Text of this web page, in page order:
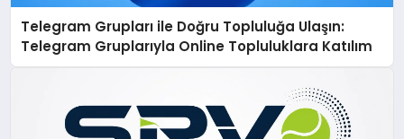
Telegram Grupları ile Doğru Topluluğa Ulaşın:
Telegram Gruplarıyla Online Topluluklara Katılım